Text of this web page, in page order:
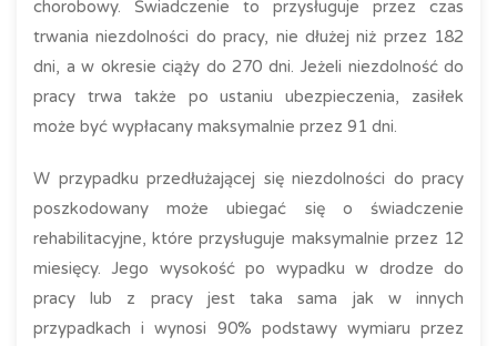
chorobowy. Świadczenie to przysługuje przez czas
trwania niezdolności do pracy, nie dłużej niż przez 182
dni, a w okresie ciąży do 270 dni. Jeżeli niezdolność do
pracy trwa także po ustaniu ubezpieczenia, zasiłek
może być wypłacany maksymalnie przez 91 dni.
W przypadku przedłużającej się niezdolności do pracy
poszkodowany może ubiegać się o świadczenie
rehabilitacyjne, które przysługuje maksymalnie przez 12
miesięcy. Jego wysokość po wypadku w drodze do
pracy lub z pracy jest taka sama jak w innych
przypadkach i wynosi 90% podstawy wymiaru przez